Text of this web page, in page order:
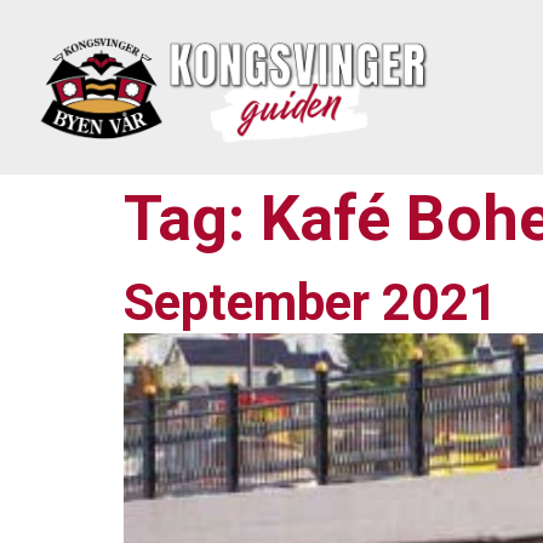
Tag: Kafé
September 2021